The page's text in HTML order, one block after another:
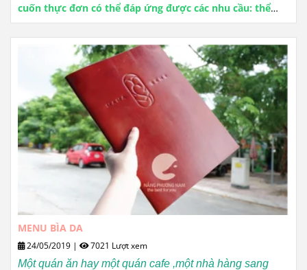
cuốn thực đơn có thể đáp ứng được các nhu cầu: thể
hiện được phong cách của nhà hàng, thể hiện được sự
tinh tế, khơi dậy sự thèm ăn của khách hàng, lôi cuốn
khách hàng,..Và chúng tôi xin giới thiệu: menu bìa bồi gỗ
mới cho bạn, để bạn tham khảo thêm trước khi đưa ra
quyết định.
MENU BÌA DA
24/05/2019 | 7021 Lượt xem
Một quán ăn hay một quán cafe ,một nhà hàng sang